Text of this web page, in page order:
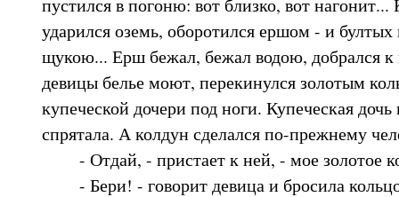
ударился оземь, оборотился ершом - и бултых
щукою... Ерш бежал, бежал водою, добрался к
девицы белье моют, перекинулся золотым
купеческой дочери под ноги. Купеческая дочь
спрятала. А колдун сделался по-прежнему
- Отдай, - пристает к ней, - мое золотое
- Бери! - говорит девица и бросила